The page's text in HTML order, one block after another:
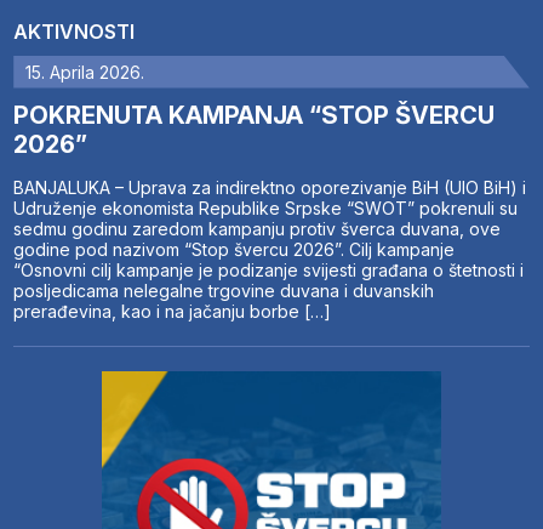
AKTIVNOSTI
15. Aprila 2026.
POKRENUTA KAMPANJA “STOP ŠVERCU
2026”
BANJALUKA – Uprava za indirektno oporezivanje BiH (UIO BiH) i
Udruženje ekonomista Republike Srpske “SWOT” pokrenuli su
sedmu godinu zaredom kampanju protiv šverca duvana, ove
godine pod nazivom “Stop švercu 2026”. Cilj kampanje
“Osnovni cilj kampanje je podizanje svijesti građana o štetnosti i
posljedicama nelegalne trgovine duvana i duvanskih
prerađevina, kao i na jačanju borbe […]